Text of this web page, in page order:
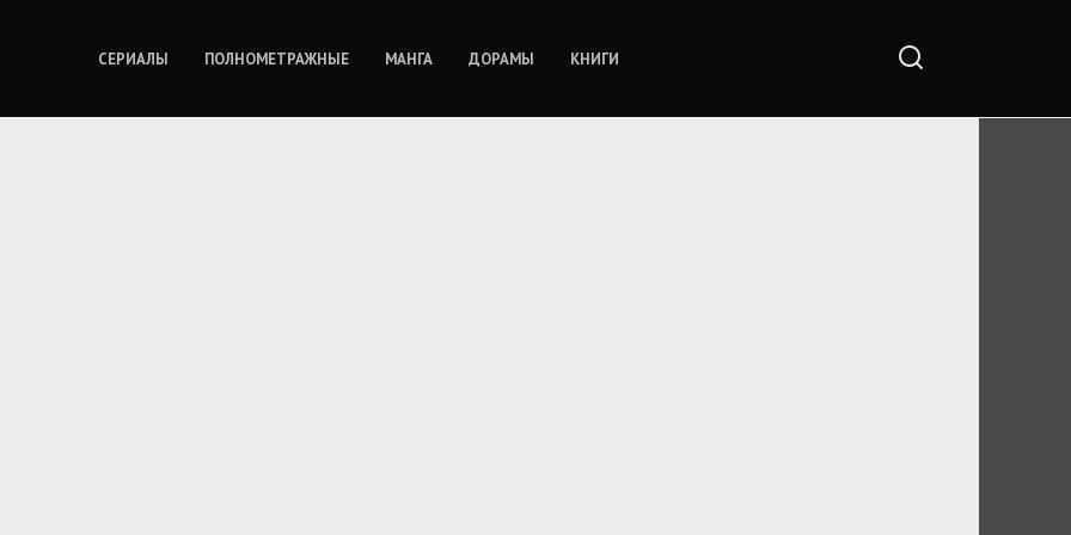
СЕРИАЛЫ ПОЛНОМЕТРАЖНЫЕ МАНГА ДОРАМЫ КНИГИ